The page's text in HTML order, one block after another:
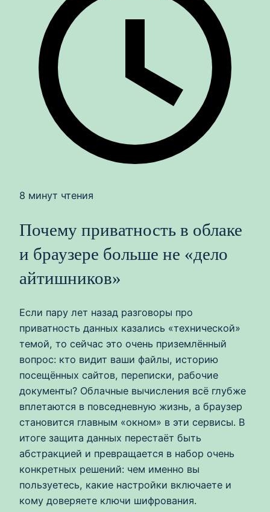
8 минут чтения
Почему приватность в облаке
и браузере больше не «дело
айтишников»
Если пару лет назад разговоры про
приватность данных казались «технической»
темой, то сейчас это очень приземлённый
вопрос: кто видит ваши файлы, историю
посещённых сайтов, переписки, рабочие
документы? Облачные вычисления всё глубже
вплетаются в повседневную жизнь, а браузер
становится главным «окном» в эти сервисы. В
итоге защита данных перестаёт быть
абстракцией и превращается в набор очень
конкретных решений: чем именно вы
пользуетесь, какие настройки включаете и
кому доверяете ключи шифрования.